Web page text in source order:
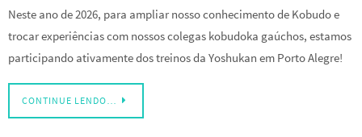
Neste ano de 2026, para ampliar nosso conhecimento de Kobudo e
trocar experiências com nossos colegas kobudoka gaúchos, estamos
participando ativamente dos treinos da Yoshukan em Porto Alegre!
CONTINUE LENDO…